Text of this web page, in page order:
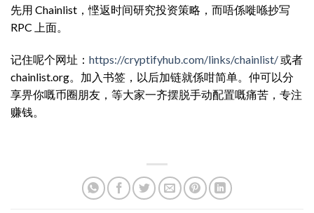
先用 Chainlist，悭返时间研究投资策略，而唔係嘥喺抄写
RPC 上面。
记住呢个网址： https://cryptifyhub.com/links/chainlist/或者
chainlist.org。加入书签，以后加链就係咁简单。仲可以分
享畀你嘅币圈朋友，等大家一齐摆脱手动配置嘅痛苦，专注
赚钱。